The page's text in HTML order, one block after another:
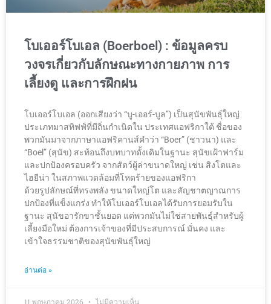
โบเออร์โบเอล (Boerboel) : ข้อมูลครบ
วงจรเกี่ยวกับลักษณะทางกายภาพ การ
เลี้ยงดู และการฝึกฝน
โบเออร์โบเอล (ออกเสียงว่า “บู-เออร์-บูล”) เป็นสุนัขพันธุ์ใหญ่
ประเภทมาสทิฟฟ์ที่มีถิ่นกำเนิดใน ประเทศแอฟริกาใต้ ชื่อของ
พวกมันมาจากภาษาแอฟริคานส์คำว่า “Boer” (ชาวนา) และ
“Boel” (สุนัข) สะท้อนถึงบทบาทดั้งเดิมในฐานะ สุนัขเฝ้าฟาร์ม
และปกป้องครอบครัว จากสัตว์ผู้ล่าขนาดใหญ่ เช่น สิงโตและ
ไฮยีน่า ในสภาพแวดล้อมที่โหดร้ายของแอฟริกา
ด้วยรูปลักษณ์ที่ทรงพลัง ขนาดใหญ่โต และสัญชาตญาณการ
ปกป้องที่แข็งแกร่ง ทำให้โบเออร์โบเอลได้รับการยอมรับใน
ฐานะ สุนัขอารักขาชั้นยอด แต่พวกมันไม่ใช่สายพันธุ์สำหรับผู้
เลี้ยงมือใหม่ ต้องการเจ้าของที่มีประสบการณ์ มั่นคง และ
เข้าใจธรรมชาติของสุนัขพันธุ์ใหญ่
อ่านต่อ »
11 พฤษภาคม 2026 ไม่มีความเห็น